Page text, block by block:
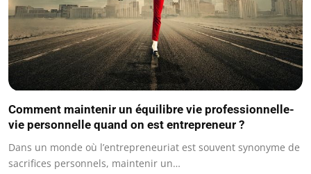
Comment maintenir un équilibre vie professionnelle-
vie personnelle quand on est entrepreneur ?
Dans un monde où l’entrepreneuriat est souvent synonyme de
sacrifices personnels, maintenir un…